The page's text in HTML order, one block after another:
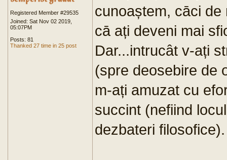
Registered Member #29535
Joined: Sat Nov 02 2019,
05:07PM
Posts: 81
Thanked 27 time in 25 post
cunoaștem, cāci
cā ați deveni mai
Dar...intrucât v-ați
(spre deosebire de
m-ați amuzat cu
succint (nefiind
dezbateri filosofice).